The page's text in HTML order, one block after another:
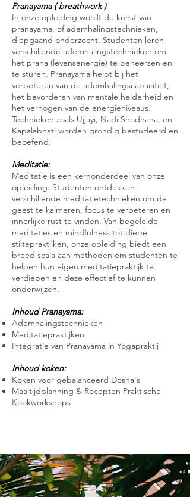
Pranayama ( breathwork )
In onze opleiding wordt de kunst van
pranayama, of ademhalingstechnieken,
diepgaand onderzocht. Studenten leren
verschillende ademhalingstechnieken om
het prana (levensenergie) te beheersen en
te sturen. Pranayama helpt bij het
verbeteren van de ademhalingscapaciteit,
het bevorderen van mentale helderheid en
het verhogen van de energieniveaus.
Technieken zoals Ujjayi, Nadi Shodhana, en
Kapalabhati worden grondig bestudeerd en
beoefend.
Meditatie:
Meditatie is een kernonderdeel van onze
opleiding. Studenten ontdekken
verschillende meditatietechnieken om de
geest te kalmeren, focus te verbeteren en
innerlijke rust te vinden. Van begeleide
meditaties en mindfulness tot diepe
stiltepraktijken, onze opleiding biedt een
breed scala aan methoden om studenten te
helpen hun eigen meditatiepraktijk te
verdiepen en deze effectief te kunnen
onderwijzen.
Inhoud Pranayama:
Ademhalingstechnieken
Meditatiepraktijken
Integratie van Pranayama in Yogapraktij
Inhoud koken:
Koken voor gebalanceerd Dosha's
Maaltijdplanning & Recepten Praktische
Kookworkshops